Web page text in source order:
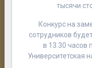
тысячи
Конкурс на
сотрудников
в 13.30 часов
Университетская